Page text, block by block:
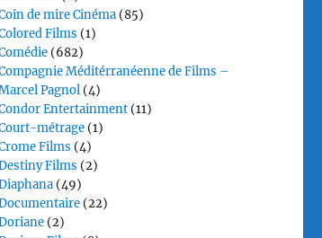
de mire Cinéma (85)
Films (1)
(682)
Méditérranéenne de Films –
Pagnol (4)
Entertainment (11)
métrage (1)
Films (4)
Films (2)
(49)
(22)
(2)